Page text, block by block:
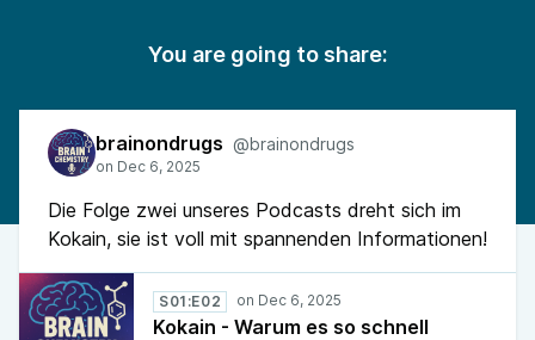
You are going to share:
brainondrugs @brainondrugs
Die Folge zwei unseres Podcasts dreht sich im
Kokain, sie ist voll mit spannenden Informationen!
S01:E02
Kokain - Warum es so schnell